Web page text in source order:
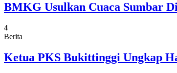
BMKG Usulkan Cuaca Sumbar
4
Berita
Ketua PKS Bukittinggi Ungkap